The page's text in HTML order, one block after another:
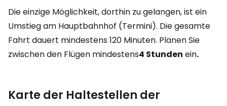
Die einzige Möglichkeit, dorthin zu gelangen, ist ein
Umstieg am Hauptbahnhof (Termini). Die gesamte
Fahrt dauert mindestens 120 Minuten. Planen Sie
zwischen den Flügen mindestens4 Stunden ein.
Karte der Haltestellen der